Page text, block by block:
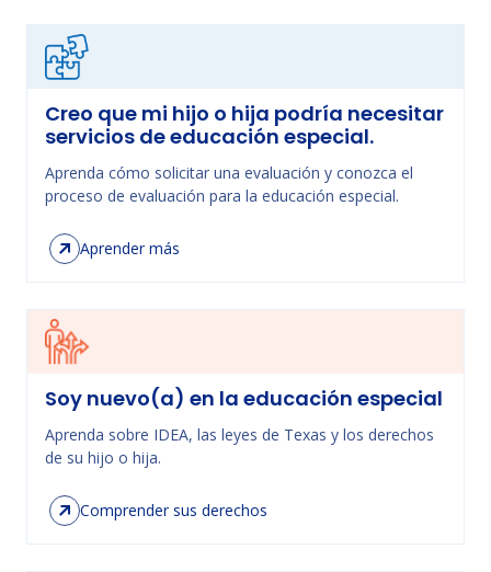
Creo que mi hijo o hija podría necesitar
servicios de educación especial.
Aprenda cómo solicitar una evaluación y conozca el
proceso de evaluación para la educación especial.
Aprender más
Soy nuevo(a) en la educación especial
Aprenda sobre IDEA, las leyes de Texas y los derechos
de su hijo o hija.
Comprender sus derechos